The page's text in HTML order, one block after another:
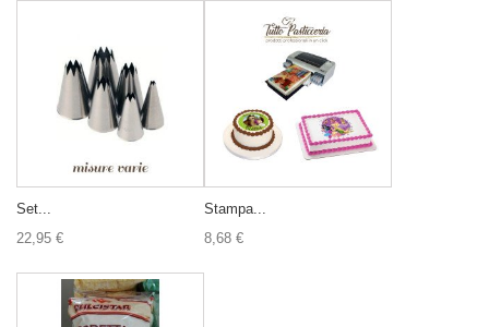
Set...
22,95 €
Stampa...
8,68 €